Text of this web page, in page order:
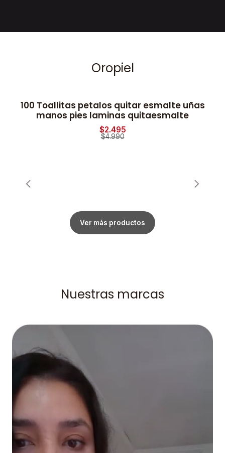
Oropiel
-50% OFF
100 Toallitas petalos quitar esmalte uñas
manos pies laminas quitaesmalte
$2.495
$4.990
Ver más productos
Nuestras marcas